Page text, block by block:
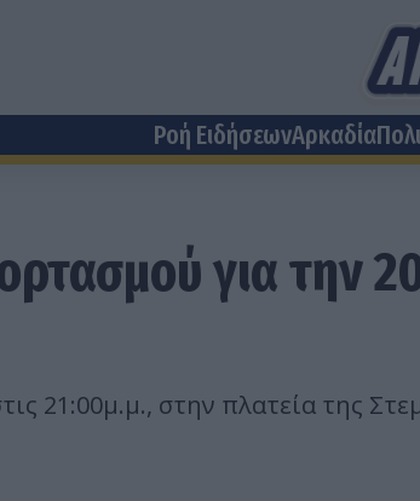
Ροή ΕιδήσεωνΑρκαδία
για την
21:00μ.μ., στην πλατεία της